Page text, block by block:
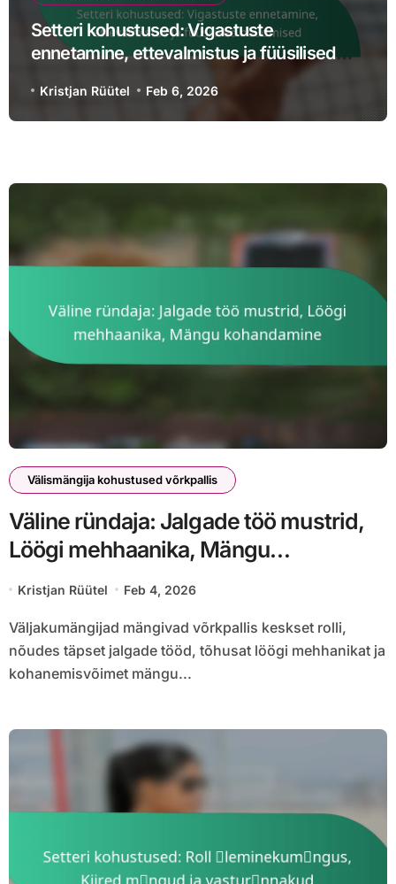
Setteri kohustused: Vigastuste
ennetamine, ettevalmistus ja füüsilised
Kristjan Rüütel Feb 6, 2026
Välismängija kohustused võrkpallis
Väline ründaja: Jalgade töö mustrid,
Löögi mehhaanika, Mängu
Kristjan Rüütel Feb 4, 2026
Väljakumängijad mängivad võrkpallis keskset rolli,
nõudes täpset jalgade tööd, tõhusat löögi mehhanikat ja
kohanemisvõimet mängu...